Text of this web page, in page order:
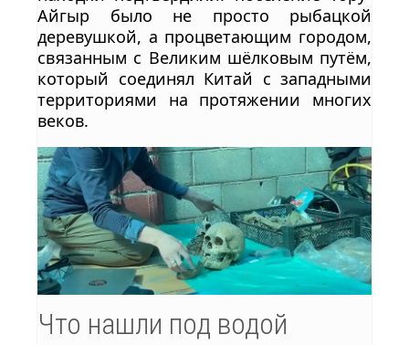
Айгыр было не просто рыбацкой
деревушкой, а процветающим городом,
связанным с Великим шёлковым путём,
который соединял Китай с западными
территориями на протяжении многих
веков.
Что нашли под водой